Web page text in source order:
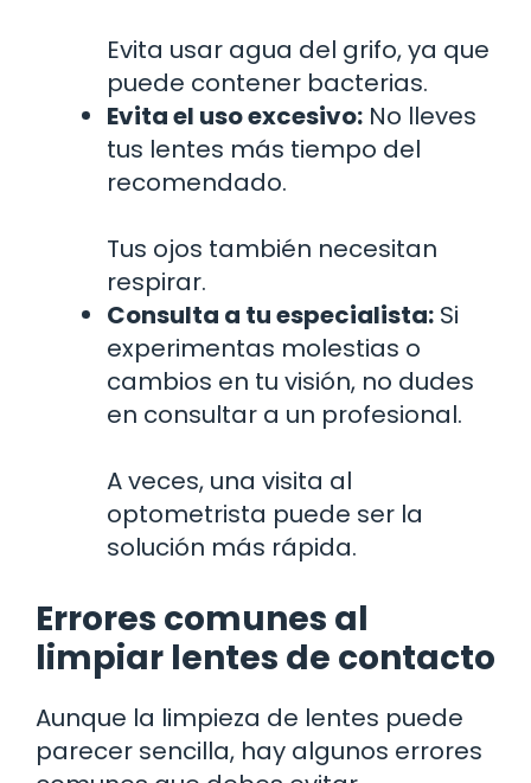
Evita usar agua del grifo, ya que
puede contener bacterias.
Evita el uso excesivo: No lleves
tus lentes más tiempo del
recomendado.
Tus ojos también necesitan
respirar.
Consulta a tu especialista: Si
experimentas molestias o
cambios en tu visión, no dudes
en consultar a un profesional.
A veces, una visita al
optometrista puede ser la
solución más rápida.
Errores comunes al
limpiar lentes de contacto
Aunque la limpieza de lentes puede
parecer sencilla, hay algunos errores